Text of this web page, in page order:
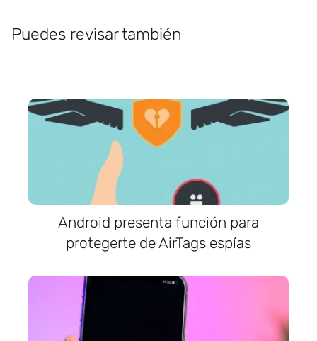
Puedes revisar también
Android presenta función para
protegerte de AirTags espías